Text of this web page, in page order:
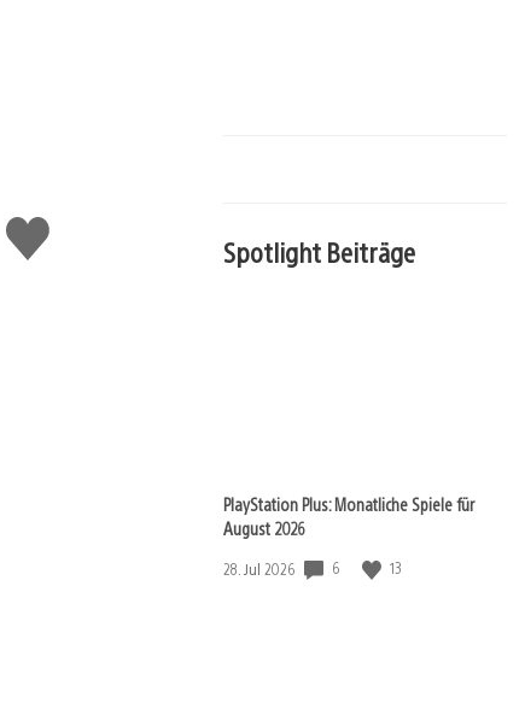
Gefällt
mir Spotlight Beiträge
PlayStation Plus: Monatliche Spiele für
August 2026
Veröffentlichungsdatum:
28. Jul 2026 6 13